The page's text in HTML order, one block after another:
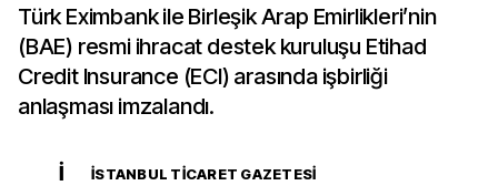
Türk Eximbank ile Birleşik Arap Emirlikleri’nin
(BAE) resmi ihracat destek kuruluşu Etihad
Credit Insurance (ECI) arasında işbirliği
anlaşması imzalandı.
İ İSTANBUL TICARET GAZETESI